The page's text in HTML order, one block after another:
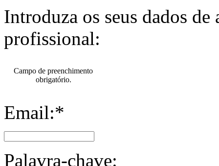
Introduza os seus dados de
profissional:
Campo de preenchimento
obrigatório.
Email:*
Palavra-chave: